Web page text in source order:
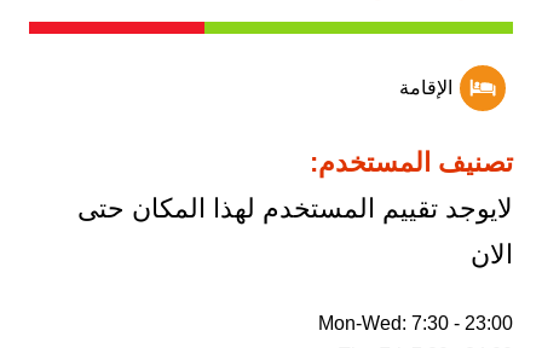
الإقامة
تصنيف المستخدم:
لايوجد تقييم المستخدم لهذا المكان حتى
الان